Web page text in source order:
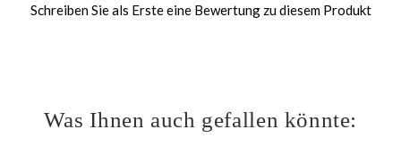
Schreiben Sie als Erste eine Bewertung zu diesem Produkt
Was Ihnen auch gefallen könnte: